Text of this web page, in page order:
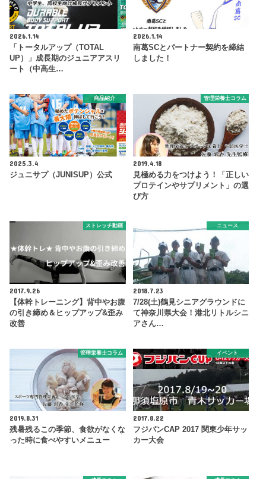
2026.1.14
「トータルアップ（TOTAL
UP）」成長期のジュニアアスリ
ート（中高生…
2026.1.14
南葛SCとパートナー契約を締結
しました！
商品紹介
2025.3.4
ジュニサプ（JUNISUP）公式
管理栄養士コラム
2019.4.18
見極める力をつけよう！「正しい
プロテインやサプリメント」の選
び方
ストレッチ動画
2017.9.26
【体幹トレーニング】背中やお腹
の引き締め＆ヒップアップ&歪み
改善
ニュース
2018.7.23
7/28(土)鶴見シニアグラウンドに
て神奈川県大会！港北リトルシニ
アさん…
管理栄養士コラム
2019.8.31
残暑残るこの季節、食欲がなくな
った時に食べやすいメニュー
イベント
2017.8.22
フジパンCAP 2017 関東少年サッ
カー大会